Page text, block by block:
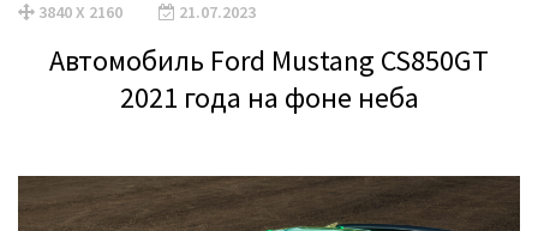
3840 X 2160 21.07.2023
Автомобиль Ford Mustang CS850GT
2021 года на фоне неба